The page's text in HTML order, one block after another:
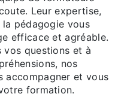
Leur expertise,
pédagogie vous
efficace et agréable.
vos questions et à
nos
accompagner et vous
formation.